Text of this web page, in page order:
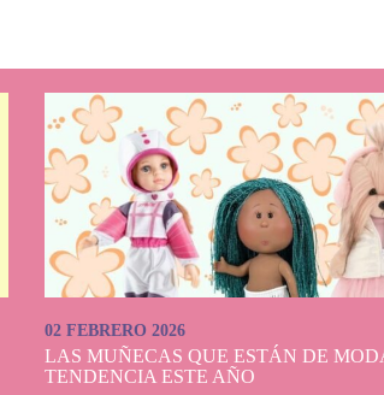
02 FEBRERO 2026
LAS MUÑECAS QUE ESTÁN DE
TENDENCIA ESTE AÑO